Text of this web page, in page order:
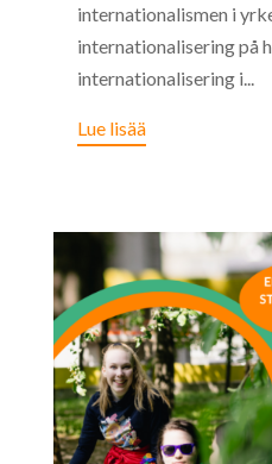
internationalismen i
internationalisering på
internationalisering i...
Lue lisää